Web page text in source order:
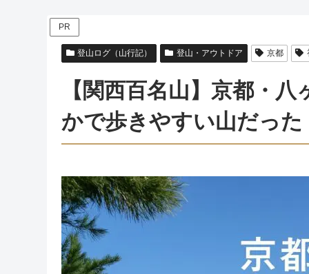
PR
登山ログ（山行記） 登山・アウトドア 京都
【関西百名山】京都・
かで歩きやすい山だった